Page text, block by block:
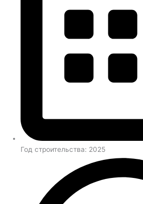
Год строительства: 2025